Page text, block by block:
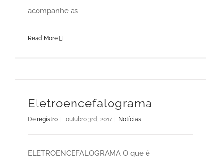
acompanhe as
Read More
Eletroencefalograma
De registro | outubro 3rd, 2017 | Notícias
ELETROENCEFALOGRAMA O que é